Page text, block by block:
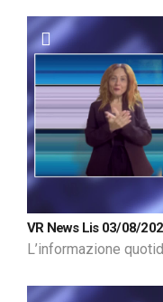
VR News Lis 03/08/
L’informazione